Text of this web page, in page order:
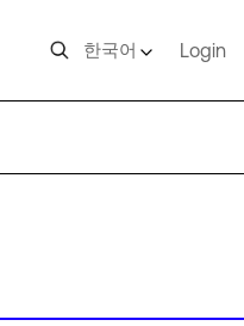
한국어 Login